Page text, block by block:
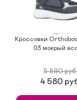
Кроссовки
03 мокрый
5 890 руб.
4 580